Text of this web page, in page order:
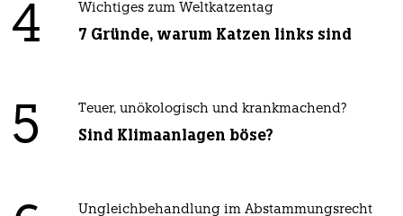
4 Wichtiges zum Weltkatzentag
7 Gründe, warum Katzen links sind
5 Teuer, unökologisch und krankmachend?
Sind Klimaanlagen böse?
Ungleichbehandlung im Abstammungsrecht